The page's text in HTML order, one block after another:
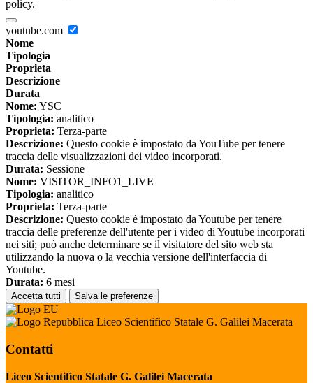
policy.
youtube.com
Nome
Tipologia
Proprieta
Descrizione
Durata
Nome: YSC
Tipologia: analitico
Proprieta: Terza-parte
Descrizione: Questo cookie è impostato da YouTube per tenere
traccia delle visualizzazioni dei video incorporati.
Durata: Sessione
Nome: VISITOR_INFO1_LIVE
Tipologia: analitico
Proprieta: Terza-parte
Descrizione: Questo cookie è impostato da Youtube per tenere
traccia delle preferenze dell'utente per i video di Youtube incorporati
nei siti; può anche determinare se il visitatore del sito web sta
utilizzando la nuova o la vecchia versione dell'interfaccia di
Youtube.
Durata: 6 mesi
Accetta tutti Salva le preferenze
Liceo Scientifico Statale G. Galilei Macerata
Contatti
Liceo Scientifico Statale G. Galilei Macerata